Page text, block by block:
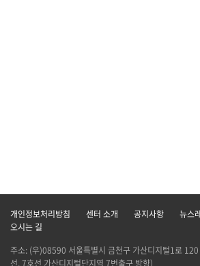
개인정보처리방침 센터 소개 공지사항 뉴스
오시는 길
주소: (우)08590 서울특별시 금천구 가산디지털1로
선, 7호선 가산디지털단지역 7번출구 방향)